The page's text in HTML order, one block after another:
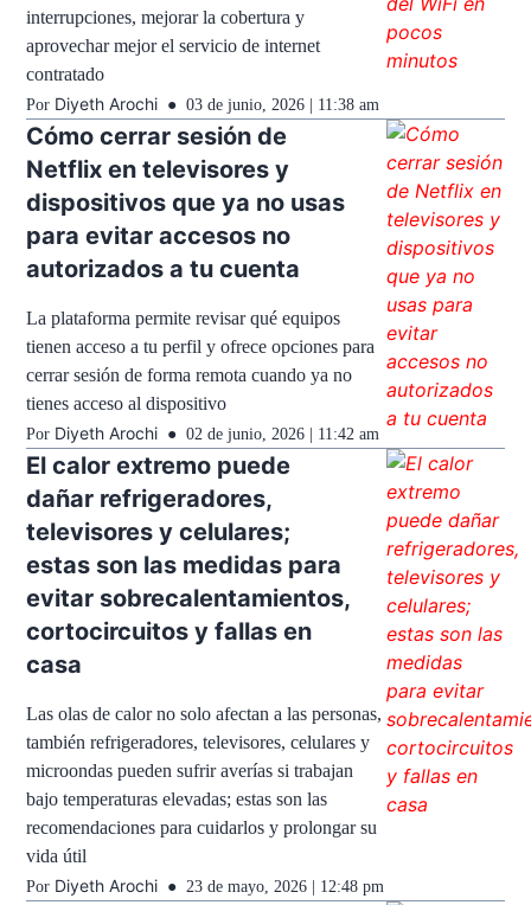
interrupciones, mejorar la cobertura y
aprovechar mejor el servicio de internet
contratado
Por Diyeth Arochi 03 de junio, 2026 | 11:38 am
Cómo cerrar sesión de
Netflix en televisores y
dispositivos que ya no usas
para evitar accesos no
autorizados a tu cuenta
La plataforma permite revisar qué equipos
tienen acceso a tu perfil y ofrece opciones para
cerrar sesión de forma remota cuando ya no
tienes acceso al dispositivo
Por Diyeth Arochi 02 de junio, 2026 | 11:42 am
El calor extremo puede
dañar refrigeradores,
televisores y celulares;
estas son las medidas para
evitar sobrecalentamientos,
cortocircuitos y fallas en
casa
Las olas de calor no solo afectan a las personas,
también refrigeradores, televisores, celulares y
microondas pueden sufrir averías si trabajan
bajo temperaturas elevadas; estas son las
recomendaciones para cuidarlos y prolongar su
vida útil
Por Diyeth Arochi 23 de mayo, 2026 | 12:48 pm